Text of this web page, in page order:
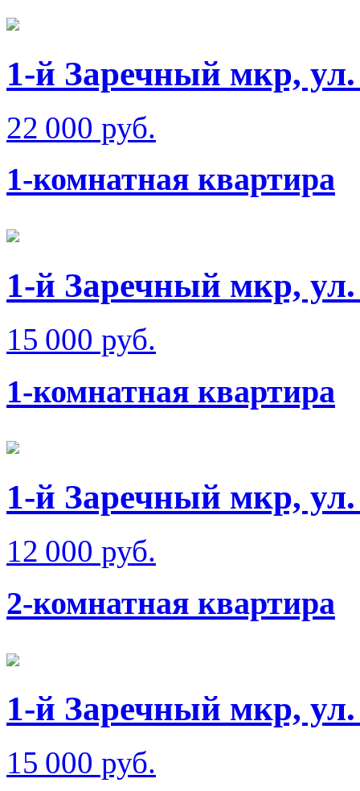
1-й Заречный мкр,
22 000 руб.
1-комнатная квартира
1-й Заречный мкр,
15 000 руб.
1-комнатная квартира
1-й Заречный мкр,
12 000 руб.
2-комнатная квартира
1-й Заречный мкр,
15 000 руб.